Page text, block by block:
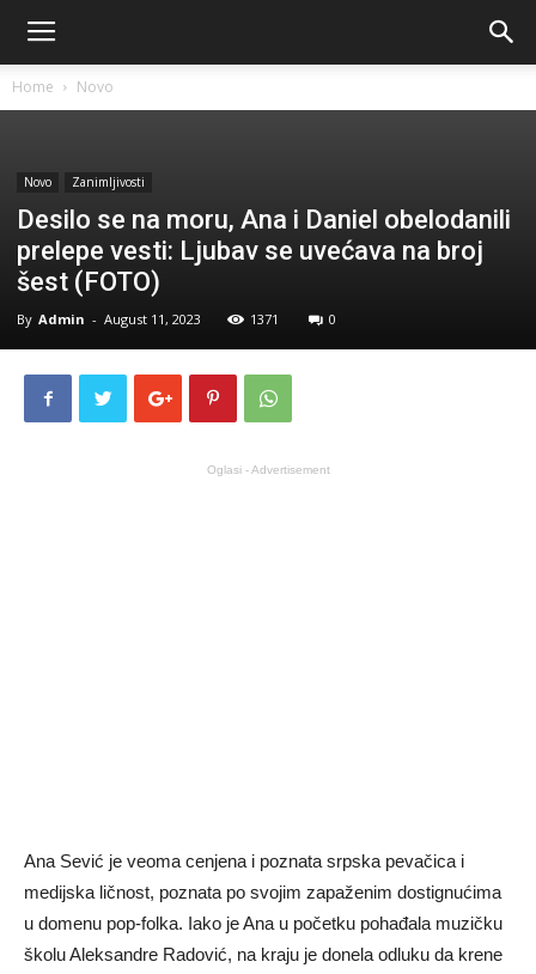
Home Novo
Novo Zanimljivosti
Desilo se na moru, Ana i Daniel obelodanili
prelepe vesti: Ljubav se uvećava na broj
šest (FOTO)
By Admin - August 11, 2023 1371 0
Oglasi - Advertisement
Ana Sević je veoma cenjena i poznata srpska pevačica i
medijska ličnost, poznata po svojim zapaženim dostignućima
u domenu pop-folka. Iako je Ana u početku pohađala muzičku
školu Aleksandre Radović, na kraju je donela odluku da krene